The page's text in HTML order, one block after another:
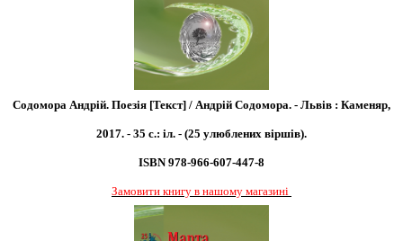
Содомора Андрій. Поезія [Текст] / Андрій Содомора. - Львів : Каменяр,
2017. - 35 с.: іл. - (25 улюблених віршів).
ISBN 978-966-607-447-8
Замовити книгу в нашому магазині